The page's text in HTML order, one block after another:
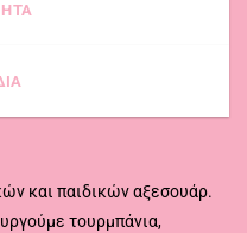
και παιδικών αξεσουάρ.
τουρμπάνια,